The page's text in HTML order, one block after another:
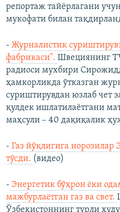
репортаж тайёрлагани
мукофати билан
- Журналистик
фабрикаси". Швециянинг
радиоси мухбири
ҳамкорликда ўтказган
суриштирувдан юзлаб чет
қулдек ишлатилаётгани
маҳсули – 40 дақиқалик
- Газ йўқлигига норозилар
тўсди. (видео)
- Энергетик бўҳрон ëки
мажбурлаëтган газ ва свет.
Ўзбекистоннинг турли